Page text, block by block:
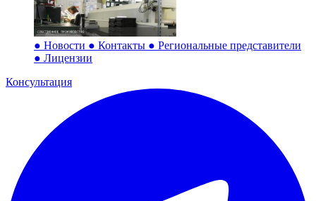
● Новости ● Контакты ● Региональные представители
● Лицензии
Консультация